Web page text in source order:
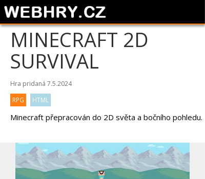
MINECRAFT 2D
SURVIVAL
Hra pridaná 7.5.2024
RPG
HTML
Minecraft přepracován do 2D světa a bočního pohledu.